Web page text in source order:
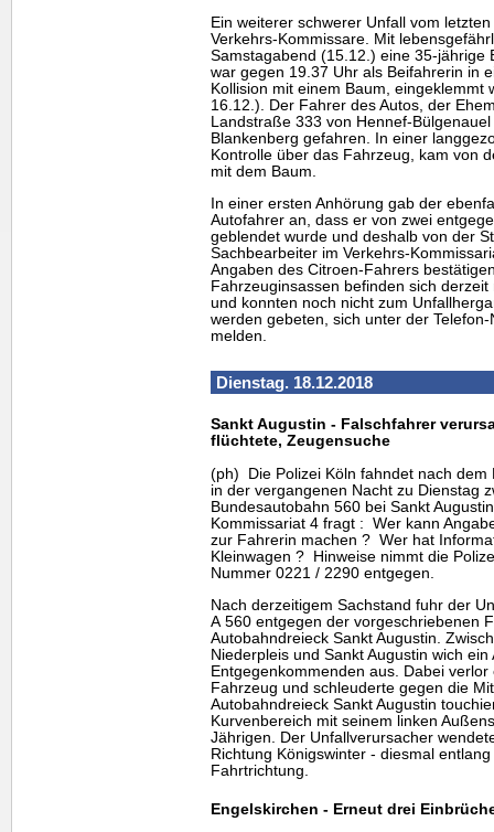
Ein weiterer schwerer Unfall vom
Verkehrs-Kommissare. Mit
Samstagabend (15.12.) eine 35-jährige
war gegen 19.37 Uhr als Beifahrerin in
Kollision mit einem Baum, eingeklemmt
16.12.). Der Fahrer des Autos, der
Landstraße 333 von Hennef-
Blankenberg gefahren. In einer
Kontrolle über das Fahrzeug, kam von
mit dem Baum.
In einer ersten Anhörung gab der
Autofahrer an, dass er von zwei
geblendet wurde und deshalb von der
Sachbearbeiter im Verkehrs-
Angaben des Citroen-Fahrers
Fahrzeuginsassen befinden sich
und konnten noch nicht zum
werden gebeten, sich unter der
melden.
Dienstag. 18.12.2018
Sankt Augustin - Falschfahrer
flüchtete, Zeugensuche
(ph) Die Polizei Köln fahndet nach dem
in der vergangenen Nacht zu Dienstag
Bundesautobahn 560 bei Sankt
Kommissariat 4 fragt : Wer kann
zur Fahrerin machen ? Wer hat
Kleinwagen ? Hinweise nimmt die
Nummer 0221 / 2290 entgegen.
Nach derzeitigem Sachstand fuhr der
A 560 entgegen der vorgeschriebenen
Autobahndreieck Sankt Augustin.
Niederpleis und Sankt Augustin wich
Entgegenkommenden aus. Dabei
Fahrzeug und schleuderte gegen die
Autobahndreieck Sankt Augustin
Kurvenbereich mit seinem linken
Jährigen. Der Unfallverursacher
Richtung Königswinter - diesmal
Fahrtrichtung.
Engelskirchen - Erneut drei